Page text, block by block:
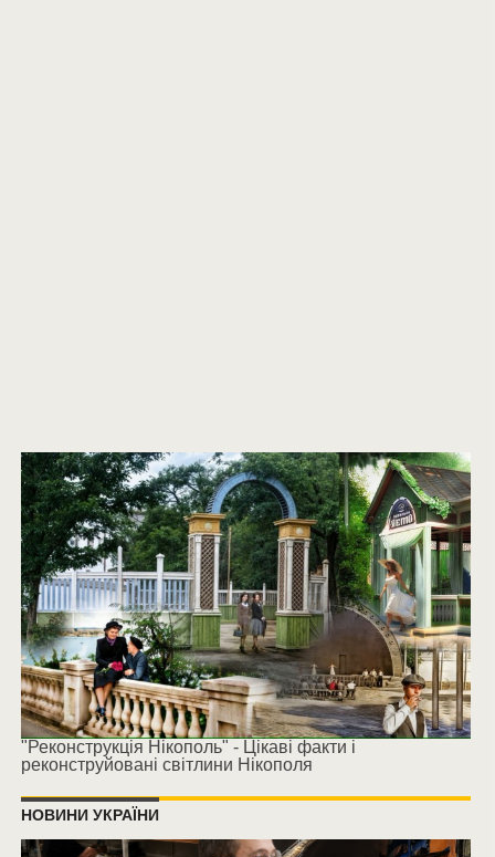
"Реконструкція Нікополь" - Цікаві факти і
реконструйовані світлини Нікополя
НОВИНИ УКРАЇНИ